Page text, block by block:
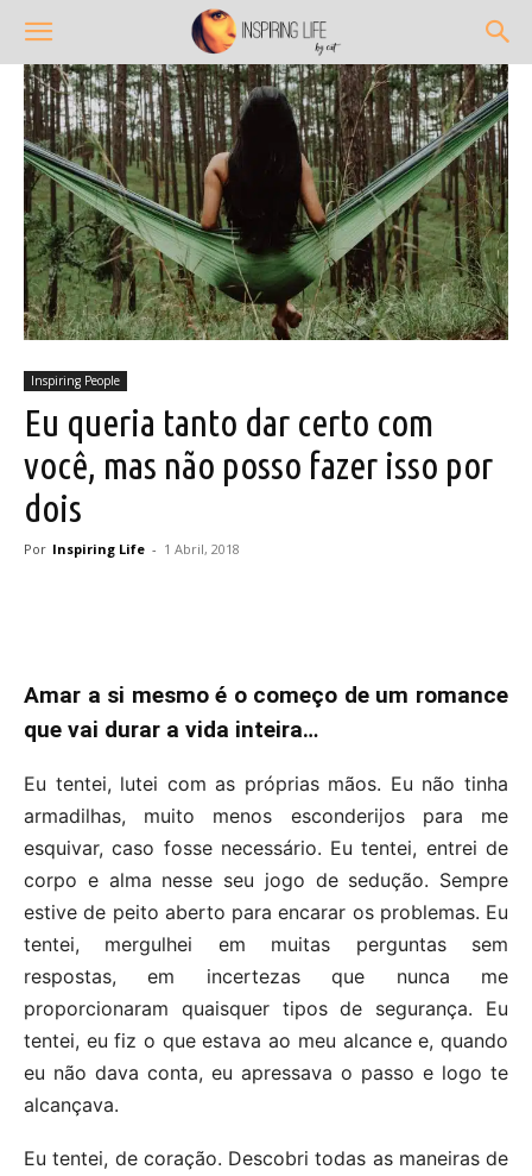
Inspiring People
Eu queria tanto dar certo com
você, mas não posso fazer isso por
dois
Por Inspiring Life - 1 Abril, 2018
Amar a si mesmo é o começo de um romance
que vai durar a vida inteira…
Eu tentei, lutei com as próprias mãos. Eu não tinha
armadilhas, muito menos esconderijos para me
esquivar, caso fosse necessário. Eu tentei, entrei de
corpo e alma nesse seu jogo de sedução. Sempre
estive de peito aberto para encarar os problemas. Eu
tentei, mergulhei em muitas perguntas sem
respostas, em incertezas que nunca me
proporcionaram quaisquer tipos de segurança. Eu
tentei, eu fiz o que estava ao meu alcance e, quando
eu não dava conta, eu apressava o passo e logo te
alcançava.
Eu tentei, de coração. Descobri todas as maneiras de